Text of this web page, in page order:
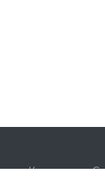
Корисничка